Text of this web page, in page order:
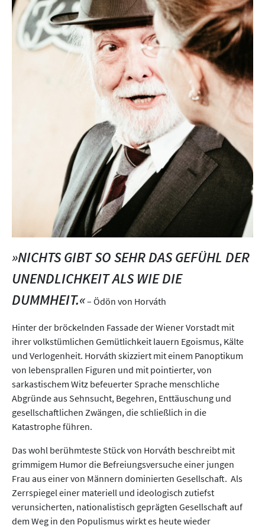
»NICHTS GIBT SO SEHR DAS GEFÜHL DER
UNENDLICHKEIT ALS WIE DIE
DUMMHEIT.«– Ödön von Horváth
Hinter der bröckelnden Fassade der Wiener Vorstadt mit
ihrer volkstümlichen Gemütlichkeit lauern Egoismus, Kälte
und Verlogenheit. Horváth skizziert mit einem Panoptikum
von lebensprallen Figuren und mit pointierter, von
sarkastischem Witz befeuerter Sprache menschliche
Abgründe aus Sehnsucht, Begehren, Enttäuschung und
gesellschaftlichen Zwängen, die schließlich in die
Katastrophe führen.
Das wohl berühmteste Stück von Horváth beschreibt mit
grimmigem Humor die Befreiungsversuche einer jungen
Frau aus einer von Männern dominierten Gesellschaft. Als
Zerrspiegel einer materiell und ideologisch zutiefst
verunsicherten, nationalistisch geprägten Gesellschaft auf
dem Weg in den Populismus wirkt es heute wieder